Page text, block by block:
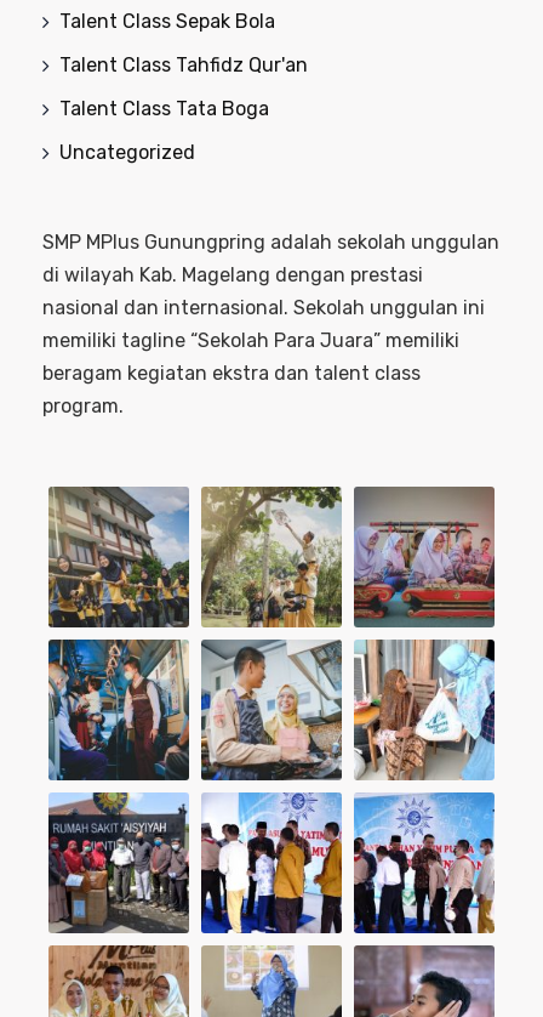
Talent Class Sepak Bola
Talent Class Tahfidz Qur'an
Talent Class Tata Boga
Uncategorized
SMP MPlus Gunungpring adalah sekolah unggulan
di wilayah Kab. Magelang dengan prestasi
nasional dan internasional. Sekolah unggulan ini
memiliki tagline “Sekolah Para Juara” memiliki
beragam kegiatan ekstra dan talent class
program.